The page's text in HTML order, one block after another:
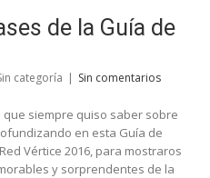
de la Guía de
categoría | Sin comentarios
siempre quiso saber sobre
en esta Guía de
Vértice 2016, para mostraros
y sorprendentes de la